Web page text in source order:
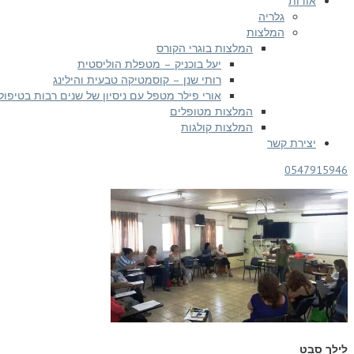
גלריה
המלצות
המלצות בוגרי הקורס
יעל בוכניק – מטפלת הוליסטית
רותי שנן – קוסמטיקה טבעית והילינג
אורי פילר מטפל עם ניסיון של שנים רבות
המלצות מטופלים
המלצות קולגות
יצירת קשר
0547915946
לילך סבט